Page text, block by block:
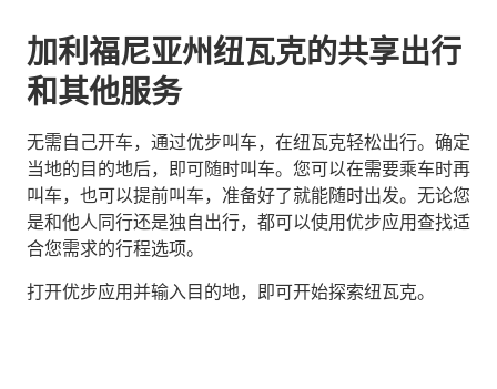
加利福尼亚州纽瓦克的共享出行
和其他服务
无需自己开车，通过优步叫车，在纽瓦克轻松出行。确定
当地的目的地后，即可随时叫车。您可以在需要乘车时再
叫车，也可以提前叫车，准备好了就能随时出发。无论您
是和他人同行还是独自出行，都可以使用优步应用查找适
合您需求的行程选项。
打开优步应用并输入目的地，即可开始探索纽瓦克。